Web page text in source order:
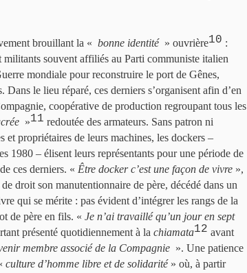
brouillant la « bonne identité » ouvrière10 :
militants souvent affiliés au Parti communiste italien
mondiale pour reconstruire le port de Gênes,
le lieu réparé, ces derniers s’organisent afin d’en
coopérative de production regroupant tous les
»11 redoutée des armateurs. Sans patron ni
et propriétaires de leurs machines, les dockers –
1980 – élisent leurs représentants pour une période de
ces derniers. « Être docker c’est une façon de vivre »,
droit son manutentionnaire de père, décédé dans un
qui se mérite : pas évident d’intégrer les rangs de la
de père en fils. « Je n’ai travaillé qu’un jour en sept
présenté quotidiennement à la chiamata12 avant
membre associé de la Compagnie ». Une patience
culture d’homme libre et de solidarité» où, à partir